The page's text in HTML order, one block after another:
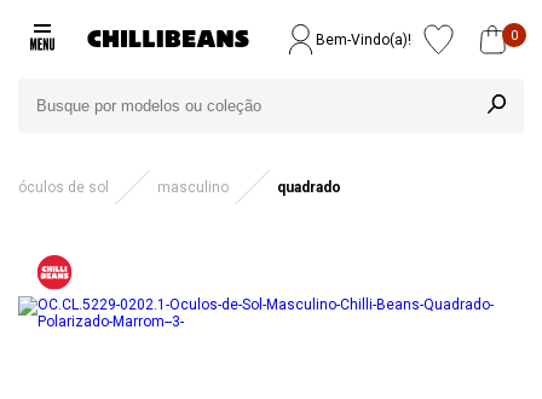
Bem-Vindo(a)! 0
óculos de sol masculino quadrado